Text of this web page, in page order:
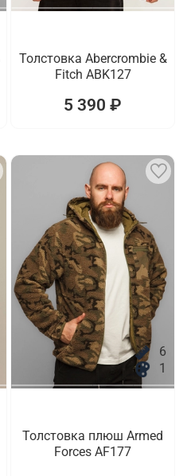
Толстовка Abercrombie &
Fitch ABK127
5 390 ₽
6
1
Толстовка плюш Armed
Forces AF177